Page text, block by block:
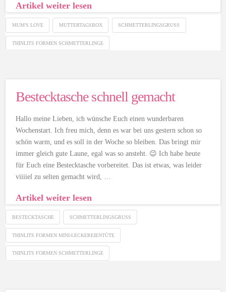
Artikel weiter lesen
MUM'S LOVE MUTTERTAGSBOX SCHMETTERLINGSGRUSS
THINLITS FORMEN SCHMETTERLINGE
Bestecktasche schnell gemacht
Hallo meine Lieben, ich wünsche Euch einen wunderbaren
Wochenstart. Ich freu mich, denn es war bei uns gestern schon so
schön warm, und es soll in der Woche so bleiben. Das bringt mir
immer gleich gute Laune, egal was so ansteht. 😉 Ich habe heute
für Euch eine Bestecktasche vorbereitet. Das ist etwas, was leider
viiiiel zu selten gemacht wird, …
Artikel weiter lesen
BESTECKTASCHE SCHMETTERLINGSGRUSS
THINLITS FORMEN MINI-LECKEREIENTÜTE
THINLITS FORMEN SCHMETTERLINGE